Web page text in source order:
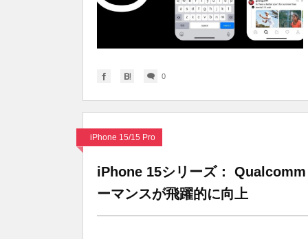
0
iPhone 15/15 Pro
iPhone 15シリーズ：
ーマンスが飛躍的に向上